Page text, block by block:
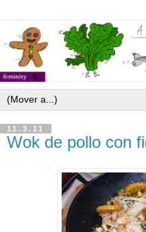
11.3.11
Wok de pollo con